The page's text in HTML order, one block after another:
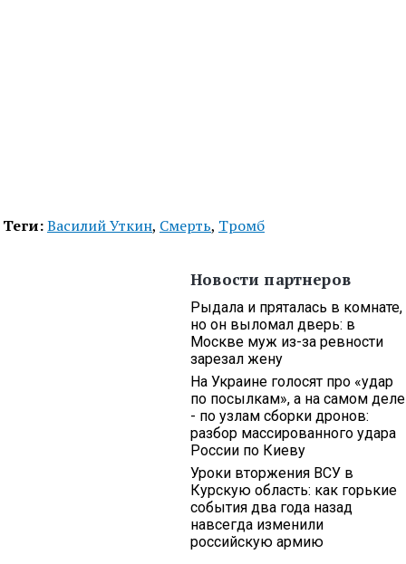
Теги:Василий Уткин, Смерть, Тромб
Новости партнеров
Рыдала и пряталась в комнате,
но он выломал дверь: в
Москве муж из-за ревности
зарезал жену
На Украине голосят про «удар
по посылкам», а на самом деле
- по узлам сборки дронов:
разбор массированного удара
России по Киеву
Уроки вторжения ВСУ в
Курскую область: как горькие
события два года назад
навсегда изменили
российскую армию